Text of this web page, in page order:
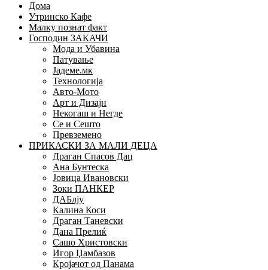
Дома
Утринско Кафе
Малку познат факт
Господин ЗАКАЧИ
Мода и Убавина
Патување
Јадеме.мк
Технологија
Авто-Мото
Арт и Дизајн
Некогаш и Негде
Се и Сешто
Превземено
ПРИКАСКИ ЗА МАЛИ ДЕЦА
Драган Спасов Дац
Ана Бунтеска
Јовица Ивановски
Зоки ПАНКЕР
ДАБлју
Калина Коси
Драган Таневски
Дана Прелиќ
Сашо Христовски
Игор Џамбазов
Кројачот од Панама